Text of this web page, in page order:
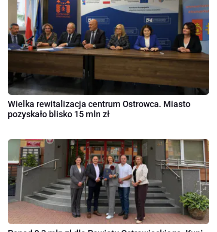
Wielka rewitalizacja centrum Ostrowca. Miasto
pozyskało blisko 15 mln zł